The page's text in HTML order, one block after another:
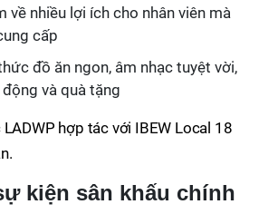
về nhiều lợi ích cho nhân viên mà
cấp
đồ ăn ngon, âm nhạc tuyệt vời,
và quà tặng
hợp tác với IBEW Local 18
kiện sân khấu chính